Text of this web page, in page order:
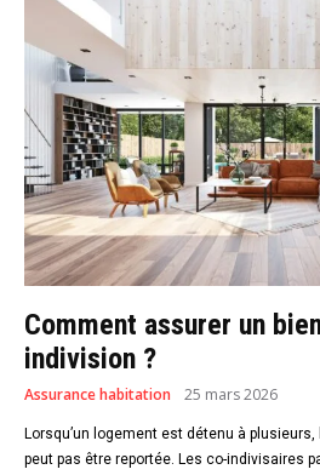
Comment assurer un
indivision ?
Assurance habitation 25 mars 2026
Lorsqu’un logement est détenu à
peut pas être reportée. Les co-indivisaires